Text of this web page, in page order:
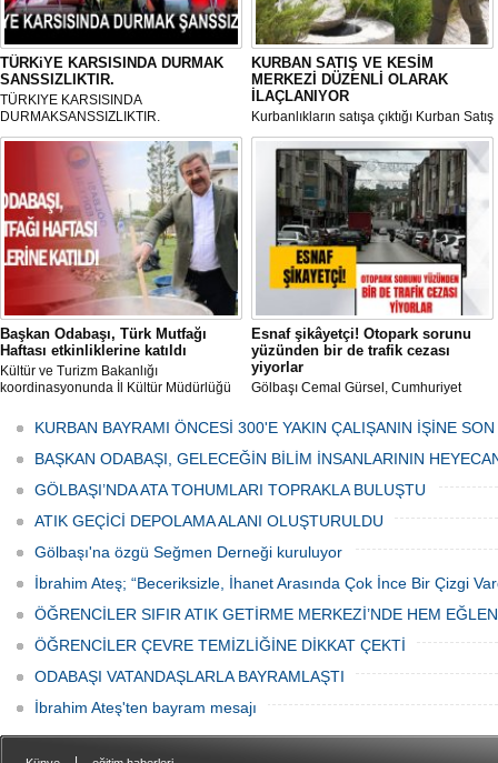
TÜRKiYE KARSISINDA DURMAK
SANSSIZLIKTIR.
TÜRKIYE KARSISINDA
DURMAKSANSSIZLIKTIR.
KURBAN SATIŞ VE KESİM
MERKEZİ DÜZENLİ OLARAK
İLAÇLANIYOR
Kurbanlıkların satışa çıktığı Kurban Satış
ve Kesim Merkezi, haşere ve
mikropların önüne geçilmesi amacıyla
her gün Gölbaşı Belediyesi ekipleri
tarafından düzenli olarak ilaçlanıyor.
Başkan Odabaşı, Türk Mutfağı
Haftası etkinliklerine katıldı
Kültür ve Turizm Bakanlığı
koordinasyonunda İl Kültür Müdürlüğü
Haftası" etkinlikleri Ankara'da devam
ediyor.
Esnaf şikâyetçi! Otopark sorunu
yüzünden bir de trafik cezası
yiyorlar
Gölbaşı Cemal Gürsel, Cumhuriyet
bulunan esnaf ve alışverişe gelen
vatandaşlar park cezaları yüzünden
canından bezdi.
KURBAN BAYRAMI ÖNCESİ 300'E YAKIN ÇALIŞANIN İŞİNE
BAŞKAN ODABAŞI, GELECEĞİN BİLİM İNSANLARININ
GÖLBAŞI’NDA ATA TOHUMLARI TOPRAKLA BULUŞTU
ATIK GEÇİCİ DEPOLAMA ALANI OLUŞTURULDU
Gölbaşı'na özgü Seğmen Derneği kuruluyor
İbrahim Ateş; “Beceriksizle, İhanet Arasında Çok İnce Bir Çizgi
ÖĞRENCİLER SIFIR ATIK GETİRME MERKEZİ’NDE HEM
ÖĞRENCİLER ÇEVRE TEMİZLİĞİNE DİKKAT ÇEKTİ
ODABAŞI VATANDAŞLARLA BAYRAMLAŞTI
İbrahim Ateş'ten bayram mesajı